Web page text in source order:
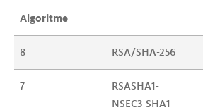
Algoritme
8 RSA/SHA-256
7
RSASHA1-
NSEC3-SHA1